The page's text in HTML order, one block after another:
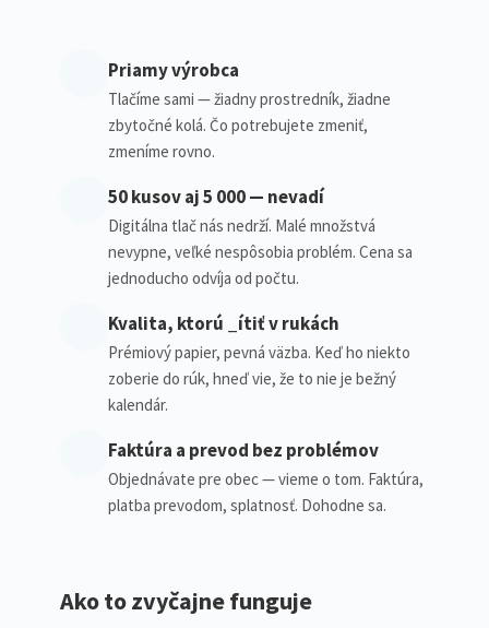
Priamy výrobca
Tlačíme sami — žiadny prostredník, žiadne
zbytočné kolá. Čo potrebujete zmeniť,
zmeníme rovno.
50 kusov aj 5 000 — nevadí
Digitálna tlač nás nedrží. Malé množstvá
nevypne, veľké nespôsobia problém. Cena sa
jednoducho odvíja od počtu.
Kvalita, ktorú _ítiť v rukách
Prémiový papier, pevná väzba. Keď ho niekto
zoberie do rúk, hneď vie, že to nie je bežný
kalendár.
Faktúra a prevod bez problémov
Objednávate pre obec — vieme o tom. Faktúra,
platba prevodom, splatnosť. Dohodne sa.
Ako to zvyčajne funguje